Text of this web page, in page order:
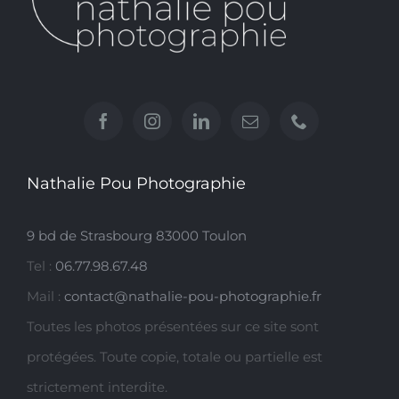
Nathalie Pou Photographie
9 bd de Strasbourg 83000 Toulon
Tel : 06.77.98.67.48
Mail : contact@nathalie-pou-photographie.fr
Toutes les photos présentées sur ce site sont
protégées. Toute copie, totale ou partielle est
strictement interdite.